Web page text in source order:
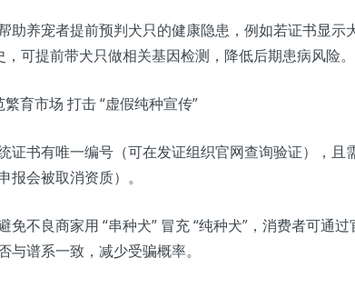
助养宠者提前预判犬只的健康隐患，例如若证书显示
，可提前带犬只做相关基因检测，降低后期患病风险。
育市场 打击 “虚假纯种宣传”
证书有唯一编号（可在发证组织官网查询验证），且
报会被取消资质）。
免不良商家用 “串种犬” 冒充 “纯种犬”，消费者可通
与谱系一致，减少受骗概率。